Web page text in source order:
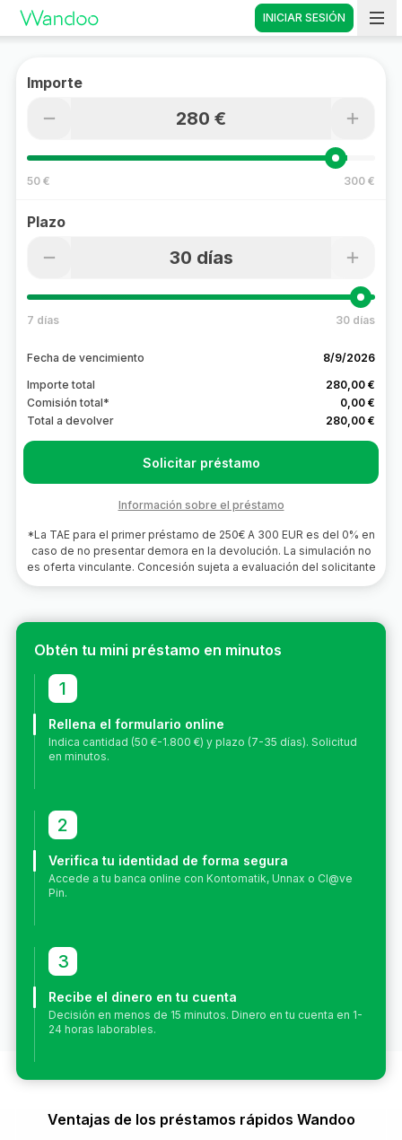
Vete a casa
INICIAR SESIÓN
Importe
280 €
50 € 300 €
Plazo
30 días
7 días 30 días
Fecha de vencimiento
8/9/2026
Importe total
280,00 €
Comisión total*
0,00 €
Total a devolver
280,00 €
Solicitar préstamo
Información sobre el préstamo
*La TAE para el primer préstamo de 250€ A 300 EUR es del 0% en
caso de no presentar demora en la devolución. La simulación no
es oferta vinculante. Concesión sujeta a evaluación del solicitante
Obtén tu mini préstamo en minutos
1
Rellena el formulario online
Indica cantidad (50 €-1.800 €) y plazo (7-35 días). Solicitud
en minutos.
2
Verifica tu identidad de forma segura
Accede a tu banca online con Kontomatik, Unnax o Cl@ve
Pin.
3
Recibe el dinero en tu cuenta
Decisión en menos de 15 minutos. Dinero en tu cuenta en 1-
24 horas laborables.
Ventajas de los préstamos rápidos Wandoo